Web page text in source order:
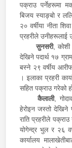
पक्राउ पर्नेहरूमा
बिजय स्याङ्बो र
२० वर्षीया नीता
प्रहरीले उनीहरूलाई
सुनसरी,
देखिने पदार्थ १७
बस्ने २९ वर्षीय
। इलाका प्रहरी
सहित पक्राउ गरेको
कैलाली,
हेरोइन जस्तो देखिने
राति प्रहरीले
योगेन्द्र भुल र २६
कार्यालय